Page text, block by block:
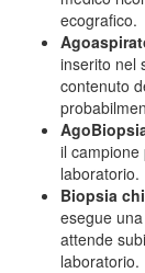
ecografico.
inserito nel
contenuto
il campione
laboratorio.
Biopsia
esegue
attende
laboratorio.